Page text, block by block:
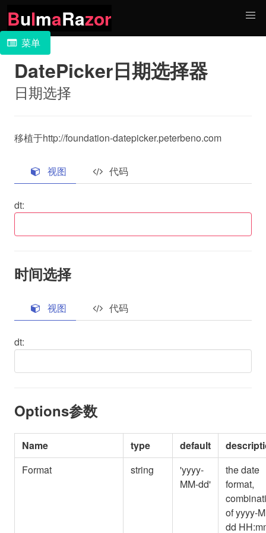
BulmaRazor
菜单
DatePicker日期选择器
日期选择
移植于http://foundation-datepicker.peterbeno.com
视图 代码
dt:
时间选择
视图 代码
dt:
Options参数
Name type default
Format
string
'yyyy-
MM-dd'
the date
format,
of yyyy-
dd